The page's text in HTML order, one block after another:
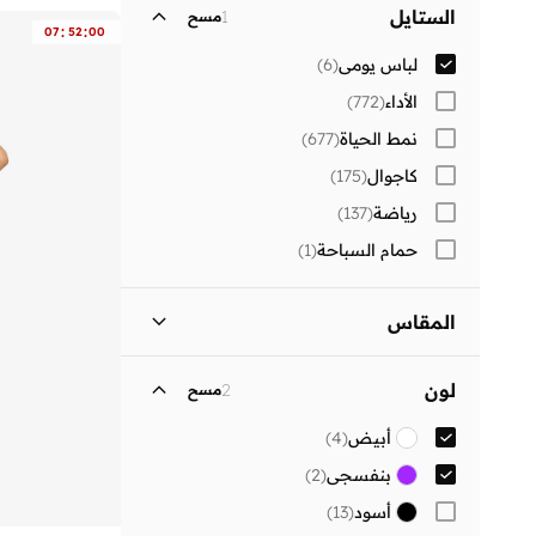
نساء
الستايل 1مسح
لباس يومي(
6
)
الأداء(
772
)
نمط الحياة(
677
)
كاجوال(
175
)
رياضة(
137
)
حمام السباحة(
1
)
المقاس
S
(
4
)
M
(
5
)
L
(
5
)
لون 2مسح
أبيض(
4
)
بنفسجي(
2
)
أسود(
13
)
07: 52:00